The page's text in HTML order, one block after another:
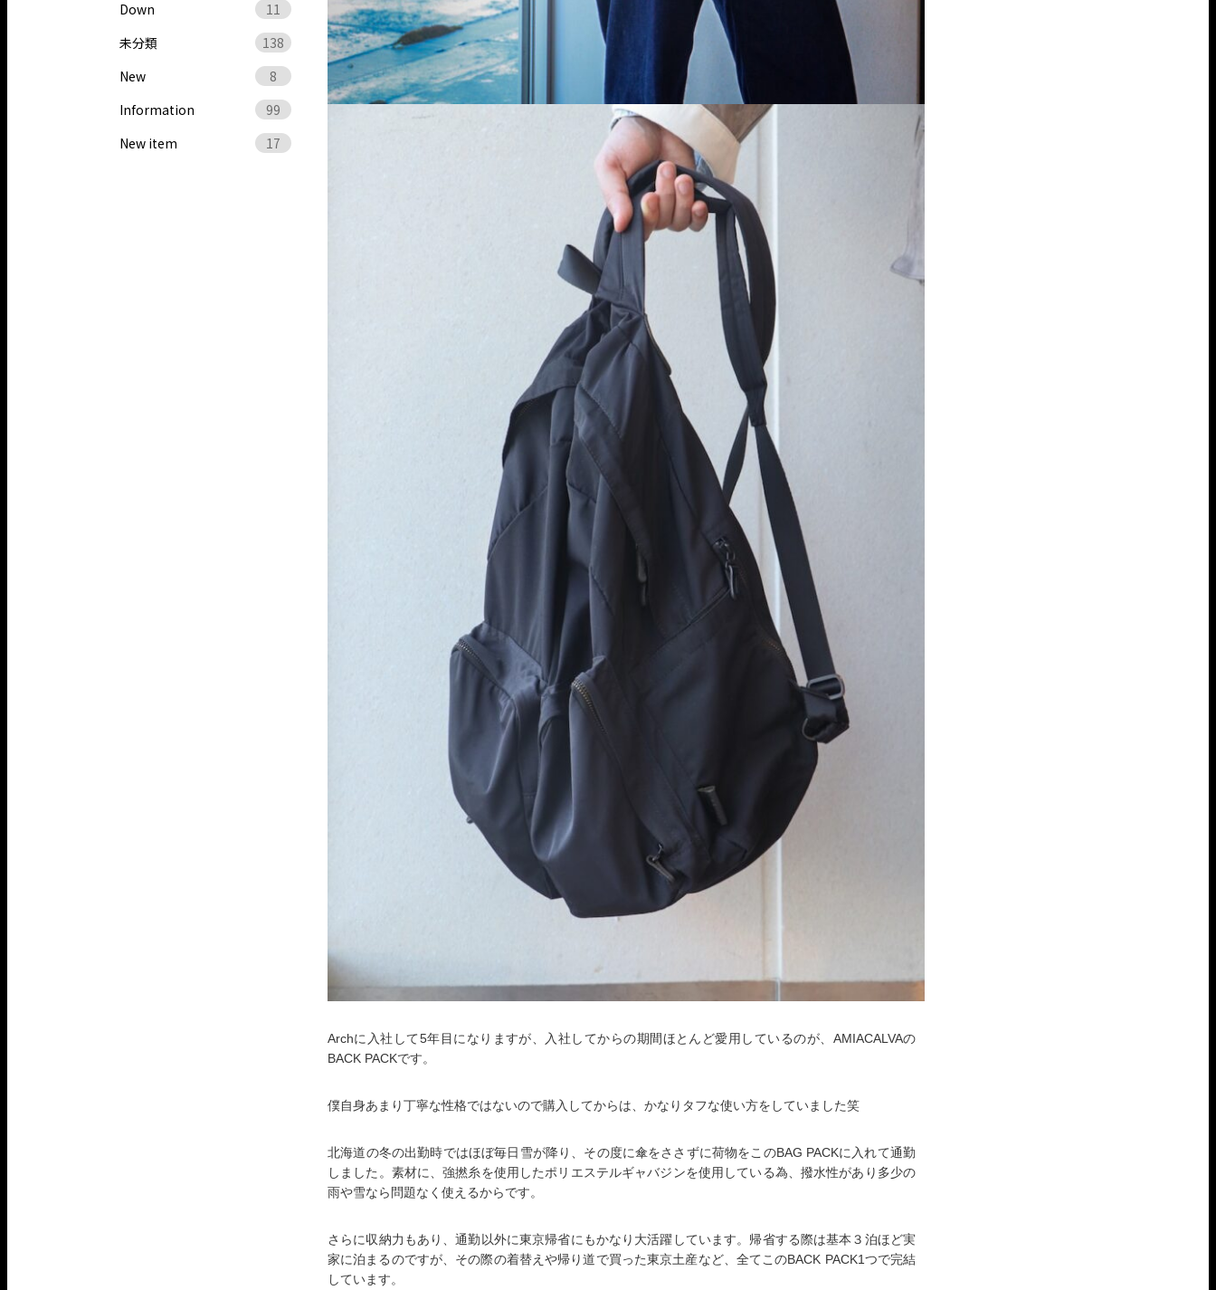
Down
11
未分類
138
New
8
Information
99
New item
17
Archに入社して5年目になりますが、入社してからの期間ほとんど愛用しているのが、AMIACALVAの
BACK PACKです。
僕自身あまり丁寧な性格ではないので購入してからは、かなりタフな使い方をしていました笑
北海道の冬の出勤時ではほぼ毎日雪が降り、その度に傘をささずに荷物をこのBAG PACKに入れて通勤
しました。素材に、強撚糸を使用したポリエステルギャバジンを使用している為、撥水性があり多少の
雨や雪なら問題なく使えるからです。
さらに収納力もあり、通勤以外に東京帰省にもかなり大活躍しています。帰省する際は基本３泊ほど実
家に泊まるのですが、その際の着替えや帰り道で買った東京土産など、全てこのBACK PACK1つで完結
しています。